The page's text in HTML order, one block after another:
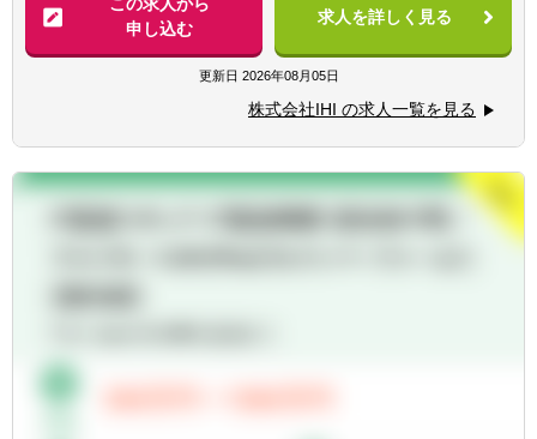
め、会社の発展に貢献することができます。
■同社の屋台骨を支える、やりがいのある仕
事です。
■製造業（特に機械系）での経理・財務実務
の経験
■IFRSを適用した決算・開示等の業務経験
■SAPを利用した経理・財務実務の経験
■FP&Aの実務経験
■財務・経理機能の強化や高度化、戦略実行
に携わった経験をお持ちの方
■ビジネスレベルの英語力
ーバルに展開しており、今後更なるグローバ
ルでの成長を目指すための、IHIの単体決算あ
るいはIHIグループの連結決算の取りまとめ業
務を、ご経験によってお任せいたします。
単に経理担当として作業や取り纏めをしても
らうというだけでなく、経理の専門性を追求
し、それを軸としつつ、コーポレートとして
の財務機能の強化や高度化、戦略実行に貢献
申し込む
求人を詳しく見る
更新日 2026年08月05日
株式会社IHI の求人一覧を見る